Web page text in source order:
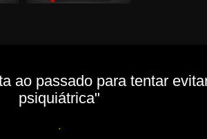
ao passado para tentar
psiquiátrica"
.